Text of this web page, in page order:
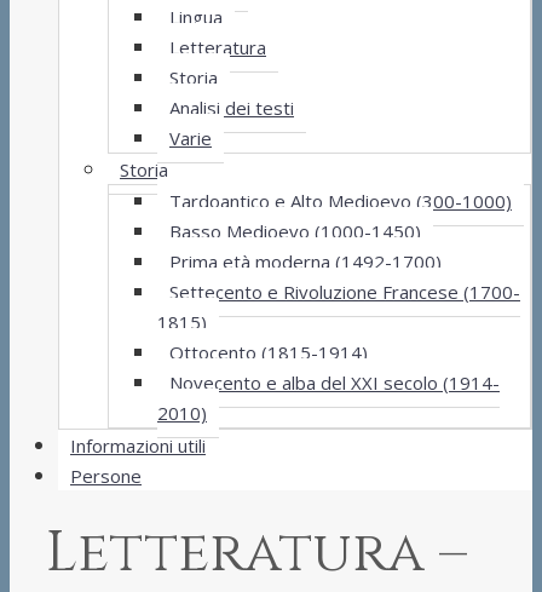
Lingua
Letteratura
Storia
Analisi dei testi
Varie
Storia
Tardoantico e Alto Medioevo (300-1000)
Basso Medioevo (1000-1450)
Prima età moderna (1492-1700)
Settecento e Rivoluzione Francese (1700-
1815)
Ottocento (1815-1914)
Novecento e alba del XXI secolo (1914-
2010)
Informazioni utili
Persone
Letteratura –